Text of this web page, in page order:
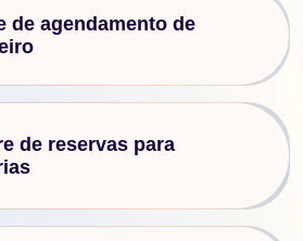
de agendamento de
de reservas para